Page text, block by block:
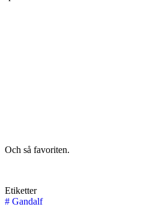
Och så favoriten.
Etiketter
# Gandalf